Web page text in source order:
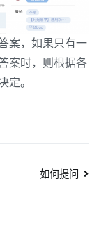
案，如果只有一
案时，则根据各
定。
如何提问